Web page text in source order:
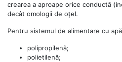
crearea a aproape orice conductă
decât omologii de oțel.
Pentru sistemul de alimentare cu
polipropilenă;
polietilenă;